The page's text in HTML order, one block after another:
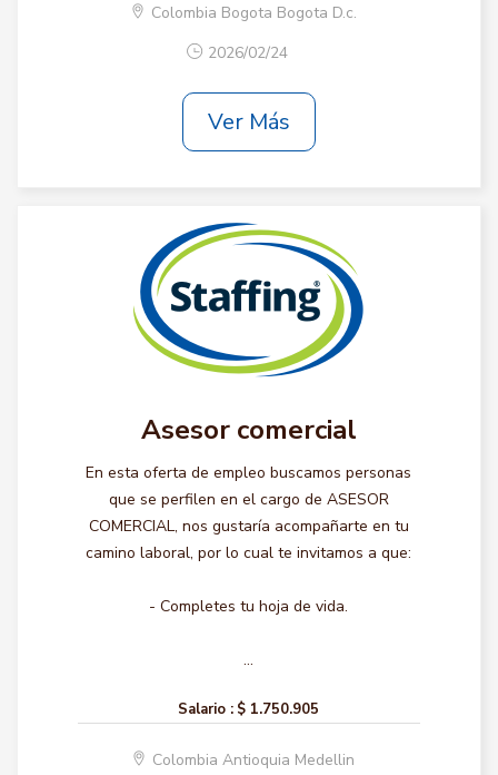
Colombia Bogota Bogota D.c.
2026/02/24
Ver Más
Asesor comercial
En esta oferta de empleo buscamos personas
que se perfilen en el cargo de ASESOR
COMERCIAL, nos gustaría acompañarte en tu
camino laboral, por lo cual te invitamos a que:
- Completes tu hoja de vida.
...
Salario : $ 1.750.905
Colombia Antioquia Medellin